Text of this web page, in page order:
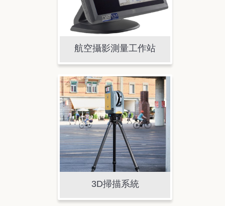
航空攝影測量工作站
3D掃描系統